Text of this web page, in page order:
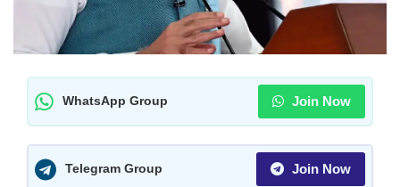
WhatsApp Group Join Now
Telegram Group Join Now